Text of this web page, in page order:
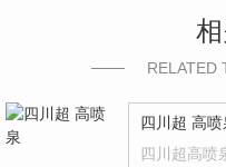
RELATED
四川超 高喷
四川超高喷